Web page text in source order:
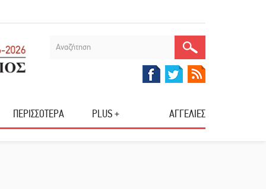
ΠΕΡΙΣΣΟΤΕΡΑ PLUS + ΑΓΓΕΛΙΕΣ